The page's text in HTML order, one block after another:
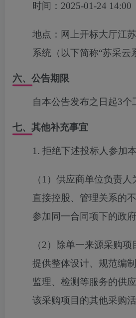
时间： 2025-01-24 14:00
地点： 网上开标大厅江
系统（以下简称“苏采云
六、公告期限
自本公告发布之日起3个
七、其他补充事宜
1. 拒绝下述投标人参加
（ 1）供应商单位负责人
直接控股、管理关系的
参加同一合同项下的政府
（2）除单一来源采购项
提供整体设计、规范编
监理、检测等服务的供
该采购项目的其他采购活